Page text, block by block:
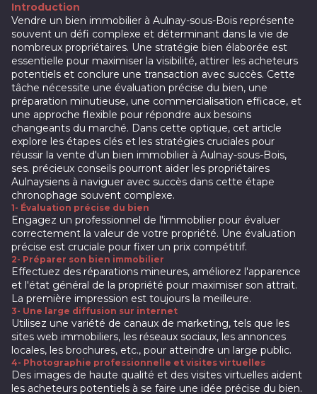
Introduction
Vendre un bien immobilier à Aulnay-sous-Bois représente
souvent un défi complexe et déterminant dans la vie de
nombreux propriétaires. Une stratégie bien élaborée est
essentielle pour maximiser la visibilité, attirer les acheteurs
potentiels et conclure une transaction avec succès. Cette
tâche nécessite une évaluation précise du bien, une
préparation minutieuse, une commercialisation efficace, et
une approche flexible pour répondre aux besoins
changeants du marché. Dans cette optique, cet article
explore les étapes clés et les stratégies cruciales pour
réussir la vente d'un bien immobilier à Aulnay-sous-Bois,
ses. précieux conseils pourront aider les propriétaires
Aulnaysiens à naviguer avec succès dans cette étape
chronophage souvent complexe.
1- Évaluation précise du bien
Engagez un professionnel de l'immobilier pour évaluer
correctement la valeur de votre propriété. Une évaluation
précise est cruciale pour fixer un prix compétitif.
2- Préparer son bien immobilier
Effectuez des réparations mineures, améliorez l'apparence
et l'état général de la propriété pour maximiser son attrait.
La première impression est toujours la meilleure.
3- Une large diffusion sur internet
Utilisez une variété de canaux de marketing, tels que les
sites web immobiliers, les réseaux sociaux, les annonces
locales, les brochures, etc., pour atteindre un large public.
4- Photographie professionnelle et visites virtuelles
Des images de haute qualité et des visites virtuelles aident
les acheteurs potentiels à se faire une idée précise du bien.